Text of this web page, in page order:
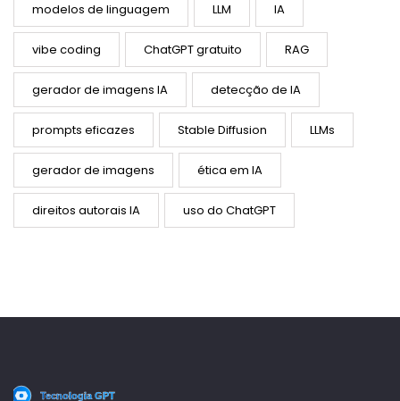
modelos de linguagem LLM IA
vibe coding ChatGPT gratuito RAG
gerador de imagens IA detecção de IA
prompts eficazes Stable Diffusion LLMs
gerador de imagens ética em IA
direitos autorais IA uso do ChatGPT